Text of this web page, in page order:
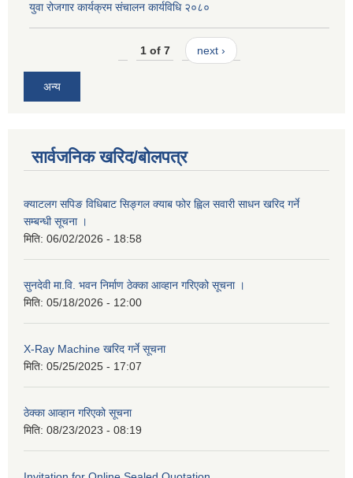
युवा रोजगार कार्यक्रम संचालन कार्यविधि २०८०
1 of 7 next ›
अन्य
सार्वजनिक खरिद/बोलपत्र
क्याटलग सपिङ विधिबाट सिङ्गल क्याब फोर ह्विल सवारी साधन खरिद गर्ने
सम्बन्धी सूचना ।
मिति: 06/02/2026 - 18:58
सुनदेवी मा.वि. भवन निर्माण ठेक्का आव्हान गरिएको सूचना ।
मिति: 05/18/2026 - 12:00
X-Ray Machine खरिद गर्ने सूचना
मिति: 05/25/2025 - 17:07
ठेक्का आव्हान गरिएको सूचना
मिति: 08/23/2023 - 08:19